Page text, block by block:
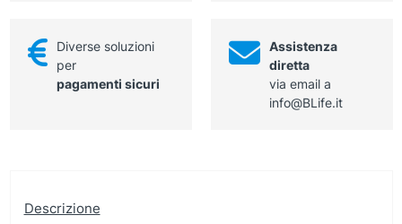
Diverse soluzioni
per
pagamenti sicuri
Assistenza
diretta
via email a
info@BLife.it
Descrizione